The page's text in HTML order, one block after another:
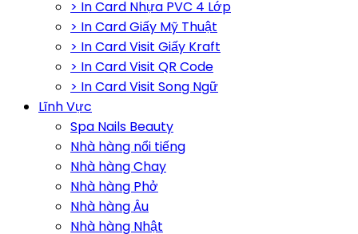
> In Card Nhựa PVC 4 Lớp
> In Card Giấy Mỹ Thuật
> In Card Visit Giấy Kraft
> In Card Visit QR Code
> In Card Visit Song Ngữ
Lĩnh Vực
Spa Nails Beauty
Nhà hàng nổi tiếng
Nhà hàng Chay
Nhà hàng Phở
Nhà hàng Âu
Nhà hàng Nhật